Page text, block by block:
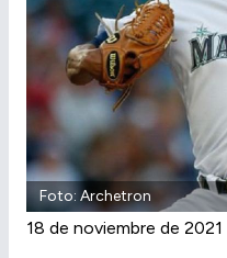
Foto: Archetron
18 de noviembre de 2021